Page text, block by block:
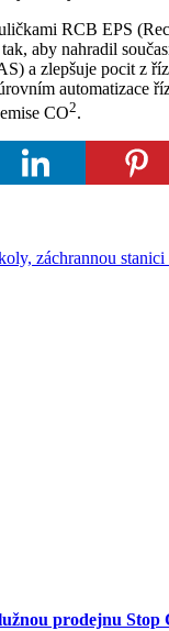
RCB EPS
aby nahradil
a zlepšuje pocit z
automatizace
CO2.
záchrannou
prodejnu Stop